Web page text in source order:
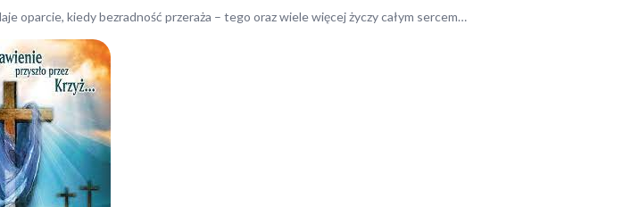
oparcie, kiedy bezradność przeraża – tego oraz wiele więcej życzy całym sercem…